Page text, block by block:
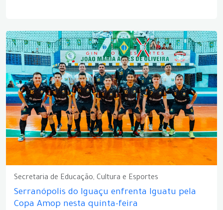
Secretaria de Educação, Cultura e Esportes
Serranópolis do Iguaçu enfrenta Iguatu pela
Copa Amop nesta quinta-feira